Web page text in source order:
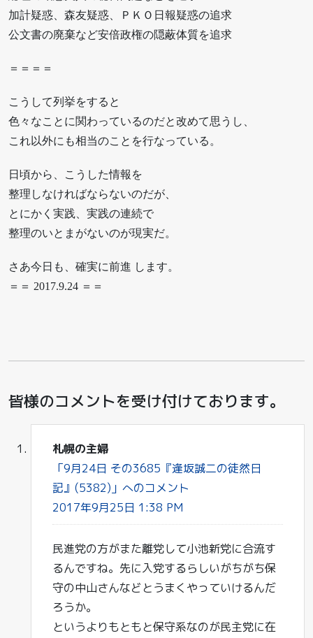
加計疑惑、森友疑惑、ＰＫＯ日報疑惑の追求
公文書の廃棄など安倍政権の隠蔽体質を追求
＝＝＝＝
こうして列挙をすると
色々なことに関わっているのだと改めて思うし、
これ以外にも相当のことを行なっている。
日頃から、こうした情報を
整理しなければならないのだが、
とにかく実践、実践の連続で
整理のいとまがないのが現実だ。
さあ今日も、確実に前進 します。
＝＝ 2017.9.24 ＝＝
皆様のコメントを受け付けております。
札幌の主婦
「9月24日 その3685『逢坂誠二の徒然日
記』(5382)」へのコメント
2017年9月25日 1:38 PM
民進党の方がまた離党して小池新党に合流す
るんですね。先に入党するらしいがちがち保
守の中山さんなどとうまくやっていけるんだ
ろうか。
というよりもともと保守系なのが民主党に在